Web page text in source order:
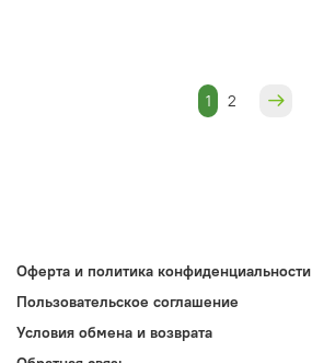
1 2
Оферта и политика конфиденциальности
Пользовательское соглашение
Условия обмена и возврата